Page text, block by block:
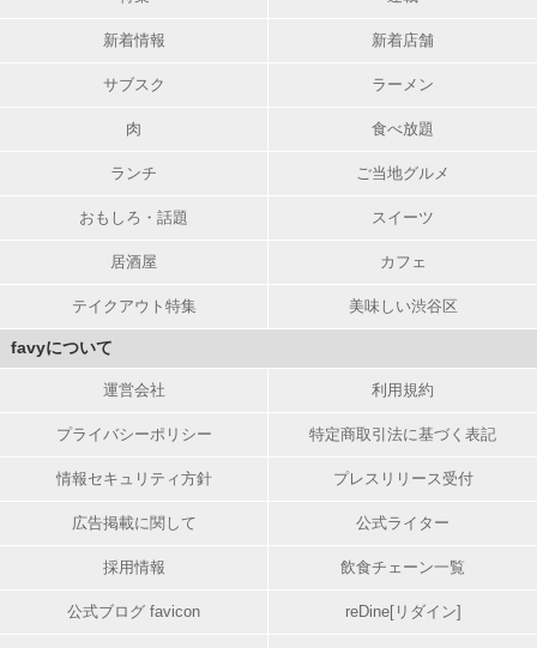
新着情報 新着店舗
サブスク ラーメン
肉 食べ放題
ランチ ご当地グルメ
おもしろ・話題 スイーツ
居酒屋 カフェ
テイクアウト特集 美味しい渋谷区
favyについて
運営会社 利用規約
プライバシーポリシー 特定商取引法に基づく表記
情報セキュリティ方針 プレスリリース受付
広告掲載に関して 公式ライター
採用情報 飲食チェーン一覧
公式ブログ favicon reDine[リダイン]